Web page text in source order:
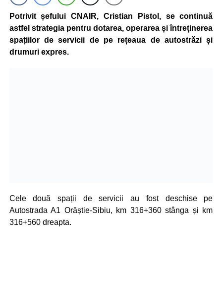
Potrivit șefului CNAIR, Cristian Pistol, se continuă
astfel strategia pentru dotarea, operarea și întreținerea
spațiilor de servicii de pe rețeaua de autostrăzi și
drumuri expres.
Cele două spații de servicii au fost deschise pe
Autostrada A1 Orăștie-Sibiu, km 316+360 stânga și km
316+560 dreapta.